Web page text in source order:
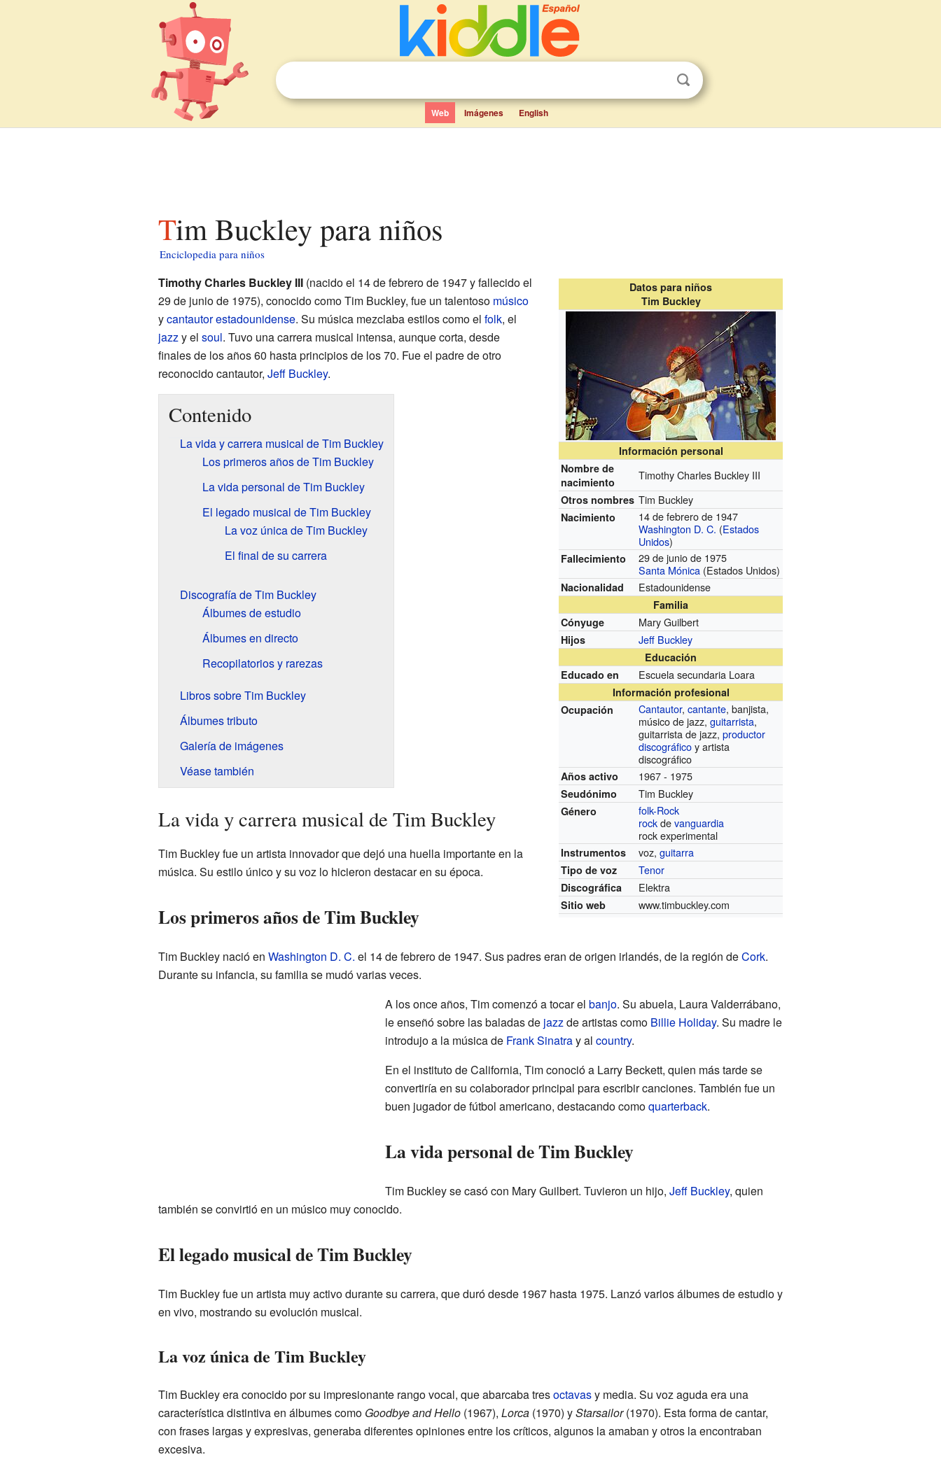
Web Imágenes English
Tim Buckley para niños
Enciclopedia para niños
Datos para niños
Tim Buckley
Información personal
Nombre de
nacimiento
Timothy Charles Buckley III
Otros nombres Tim Buckley
Nacimiento
14 de febrero de 1947
Washington D. C. (Estados
Unidos)
Fallecimiento
29 de junio de 1975
Santa Mónica (Estados Unidos)
Nacionalidad Estadounidense
Familia
Cónyuge
Mary Guilbert
Hijos Jeff Buckley
Educación
Educado en
Escuela secundaria Loara
Información profesional
Ocupación
Cantautor,cantante, banjista,
músico de jazz,guitarrista,
guitarrista de jazz,productor
discográficoy artista
discográfico
Años activo 1967 - 1975
Seudónimo Tim Buckley
Género
folk-Rock
rockdevanguardia
rock experimental
Instrumentos voz,guitarra
Tipo de voz Tenor
Discográfica Elektra
Sitio web www.timbuckley.com
Timothy Charles Buckley III(nacido el 14 de febrero de 1947 y fallecido el
29 de junio de 1975), conocido como Tim Buckley, fue un talentoso músico
ycantautorestadounidense. Su música mezclaba estilos como el folk, el
jazzy el soul. Tuvo una carrera musical intensa, aunque corta, desde
finales de los años 60 hasta principios de los 70. Fue el padre de otro
reconocido cantautor, Jeff Buckley.
Contenido
La vida y carrera musical de Tim Buckley
Los primeros años de Tim Buckley
La vida personal de Tim Buckley
El legado musical de Tim Buckley
La voz única de Tim Buckley
El final de su carrera
Discografía de Tim Buckley
Álbumes de estudio
Álbumes en directo
Recopilatorios y rarezas
Libros sobre Tim Buckley
Álbumes tributo
Galería de imágenes
Véase también
La vida y carrera musical de Tim Buckley
Tim Buckley fue un artista innovador que dejó una huella importante en la
música. Su estilo único y su voz lo hicieron destacar en su época.
Los primeros años de Tim Buckley
Tim Buckley nació en Washington D. C. el 14 de febrero de 1947. Sus padres eran de origen irlandés, de la región deCork.
Durante su infancia, su familia se mudó varias veces.
A los once años, Tim comenzó a tocar el banjo. Su abuela, Laura Valderrábano,
le enseñó sobre las baladas de jazzde artistas como Billie Holiday. Su madre le
introdujo a la música de Frank Sinatray al country.
En el instituto de California, Tim conoció a Larry Beckett, quien más tarde se
convertiría en su colaborador principal para escribir canciones. También fue un
buen jugador de fútbol americano, destacando comoquarterback.
La vida personal de Tim Buckley
Tim Buckley se casó con Mary Guilbert. Tuvieron un hijo, Jeff Buckley, quien
también se convirtió en un músico muy conocido.
El legado musical de Tim Buckley
Tim Buckley fue un artista muy activo durante su carrera, que duró desde 1967 hasta 1975. Lanzó varios álbumes de estudio y
en vivo, mostrando su evolución musical.
La voz única de Tim Buckley
Tim Buckley era conocido por su impresionante rango vocal, que abarcaba tresoctavasy media. Su voz aguda era una
característica distintiva en álbumes como Goodbye and Hello(1967), Lorca(1970) yStarsailor(1970). Esta forma de cantar,
con frases largas y expresivas, generaba diferentes opiniones entre los críticos, algunos la amaban y otros la encontraban
excesiva.